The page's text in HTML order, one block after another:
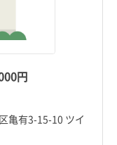
円
亀有3-15-10 ツイ